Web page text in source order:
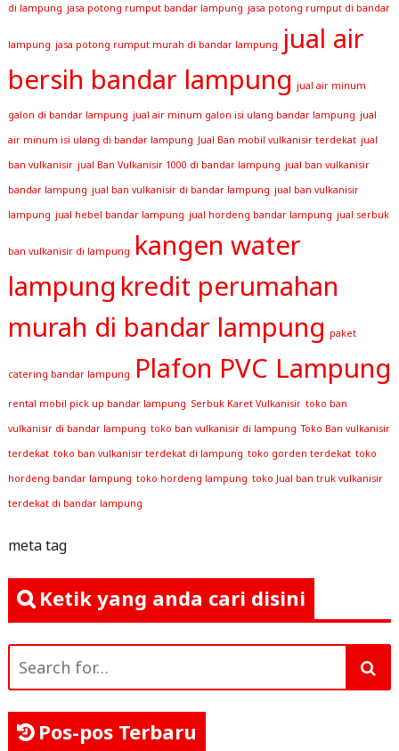
di lampung jasa potong rumput bandar lampung jasa potong rumput di bandar
lampung jasa potong rumput murah di bandar lampung
jual air
bersih bandar lampung jual air minum
galon di bandar lampung jual air minum galon isi ulang bandar lampung jual
air minum isi ulang di bandar lampung Jual Ban mobil vulkanisir terdekat jual
ban vulkanisir jual Ban Vulkanisir 1000 di bandar lampung jual ban vulkanisir
bandar lampung jual ban vulkanisir di bandar lampung jual ban vulkanisir
lampung jual hebel bandar lampung jual hordeng bandar lampung jual serbuk
ban vulkanisir di lampung kangen water
lampung kredit perumahan
murah di bandar lampung paket
catering bandar lampung Plafon PVC Lampung
rental mobil pick up bandar lampung Serbuk Karet Vulkanisir toko ban
vulkanisir di bandar lampung toko ban vulkanisir di lampung Toko Ban vulkanisir
terdekat toko ban vulkanisir terdekat di lampung toko gorden terdekat toko
hordeng bandar lampung toko hordeng lampung toko Jual ban truk vulkanisir
terdekat di bandar lampung
meta tag
Ketik yang anda cari disini
for:
Pos-pos Terbaru